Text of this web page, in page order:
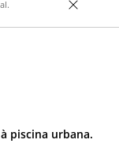
piscina urbana.